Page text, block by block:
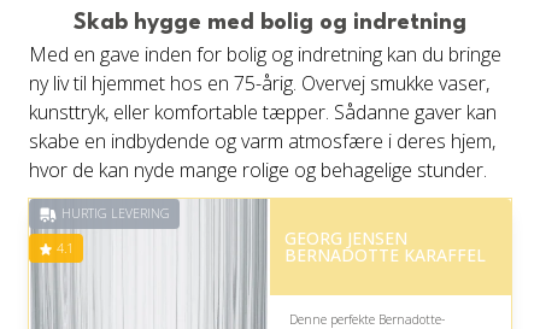
Fremragende Trustpilot rating
på 4.6 ud af 5
Skab hygge med bolig og indretning
Med en gave inden for bolig og indretning kan du bringe
ny liv til hjemmet hos en 75-årig. Overvej smukke vaser,
kunsttryk, eller komfortable tæpper. Sådanne gaver kan
skabe en indbydende og varm atmosfære i deres hjem,
hvor de kan nyde mange rolige og behagelige stunder.
HURTIG LEVERING
4.1 GEORG JENSEN
BERNADOTTE KARAFFEL
Denne perfekte Bernadotte-